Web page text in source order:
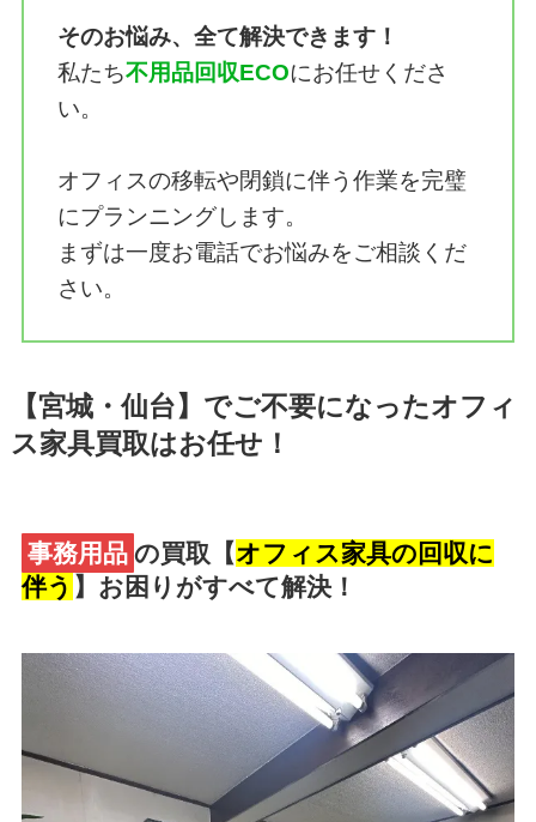
そのお悩み、全て解決できます！
私たち不用品回収ECOにお任せくださ
い。
オフィスの移転や閉鎖に伴う作業を完璧
にプランニングします。
まずは一度お電話でお悩みをご相談くだ
さい。
【宮城・仙台】でご不要になったオフィ
ス家具買取はお任せ！
事務用品 の買取【オフィス家具の回収に
伴う 】お困りがすべて解決！